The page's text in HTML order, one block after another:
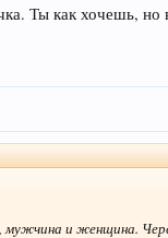
Ты как хочешь,
мужчина и женщина.